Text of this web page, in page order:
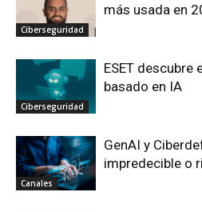
Ciberseguridad
más usada en
Ciberseguridad
ESET descubre
basado en IA
Canales
GenAI y
impredecible o